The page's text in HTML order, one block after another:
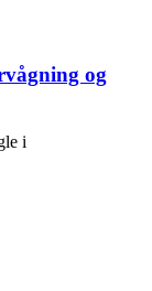
og
i